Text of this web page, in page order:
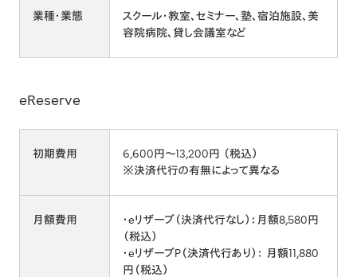
業種・業態
スクール・教室、セミナー、塾、宿泊施設、美
容院病院、貸し会議室など
eReserve
初期費用
6,600円～13,200円 （税込）
※決済代行の有無によって異なる
月額費用
・eリザーブ（決済代行なし）：月額8,580円
（税込）
・eリザーブP（決済代行あり）： 月額11,880
円（税込）